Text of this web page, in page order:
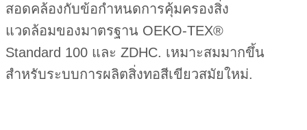
สอดคล้องกับข้อกำหนดการคุ้มครองสิ่ง
แวดล้อมของมาตรฐาน OEKO-TEX®
Standard 100 และ ZDHC. เหมาะสมมากขึ้น
สำหรับระบบการผลิตสิ่งทอสีเขียวสมัยใหม่.